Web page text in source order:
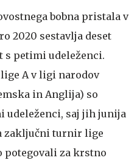
bobna pristala v
2020 sestavlja deset
s petimi udeleženci.
A v ligi narodov
in Anglija) so
udeleženci, saj jih junija
zaključni turnir lige
potegovali za krstno